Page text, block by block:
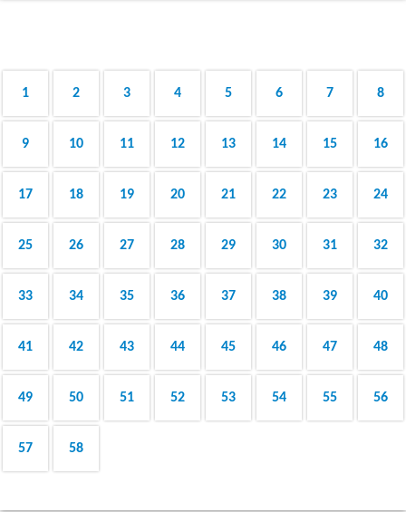
1 2 3 4 5 6 7 8
9 10 11 12 13 14 15 16
17 18 19 20 21 22 23 24
25 26 27 28 29 30 31 32
33 34 35 36 37 38 39 40
41 42 43 44 45 46 47 48
49 50 51 52 53 54 55 56
57 58